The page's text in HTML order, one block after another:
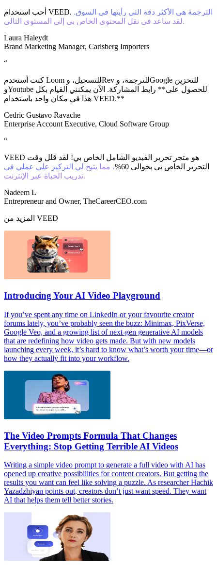
أحب استخدام VEED. الترجمة هي الأكثر دقة التي رأيتها في السوق.
لقد ساعد في نقل المحتوى الخاص بي إلى المستوى التالي.
Laura Haleydt
Brand Marketing Manager, Carlsberg Importers
“
كنت أستخدم Loom للتسجيل، وRev للترجمة، وGoogle للتخزين
وYoutube للحصول على** رابط المشاركة. الآن يمكنني القيام بكل
هذا في مكان واحد باستخدام VEED.**
Cedric Gustavo Ravache
Enterprise Account Executive, Cloud Software Group
“
VEED هو متجر تحرير الفيديو الشامل الخاص بي! لقد قلل وقت
التحرير الخاص بي بحوالي 60%
، مما يتيح لي التركيز على عملي في
تدريب الحياة عبر الإنترنت.
Nadeem L
Entrepreneur and Owner, TheCareerCEO.com
المزيد من VEED
Introducing Your AI Video Playground
If you’ve spent any time on LinkedIn or your favourite creator
forums lately, you’ve probably seen the buzz: Minimax, PixVerse,
Google Veo, and a growing list of next-gen generative AI models
that are redefining how video gets made. But with new models
launching every week, it’s hard to know what’s worth your time—or
how they actually fit into your workflow.
The Video Prompts Formula That Changes
Everything: Stop Getting Terrible AI Videos
Writing a simple video prompt to generate a full video with AI has
opened up creative possibilities for content creators. ‍But getting the
results you want can feel like solving a puzzle. As researcher Hachik
Yazadzhiyan points out, creators don’t just want speed. They want
AI that helps them tell better stories.‍